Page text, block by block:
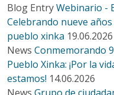
Blog EntryWebinario -
Celebrando nueve
pueblo xinka 19.06.2026
News Conmemorando
Pueblo Xinka: ¡Por la
estamos! 14.06.2026